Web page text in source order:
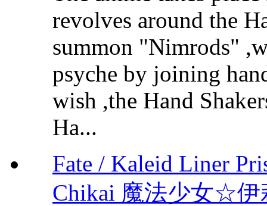
revolves around the
summon "Nimrods"
psyche by joining
wish ,the Hand
Ha...
Fate / Kaleid Liner
Chikai 魔法少女☆伊